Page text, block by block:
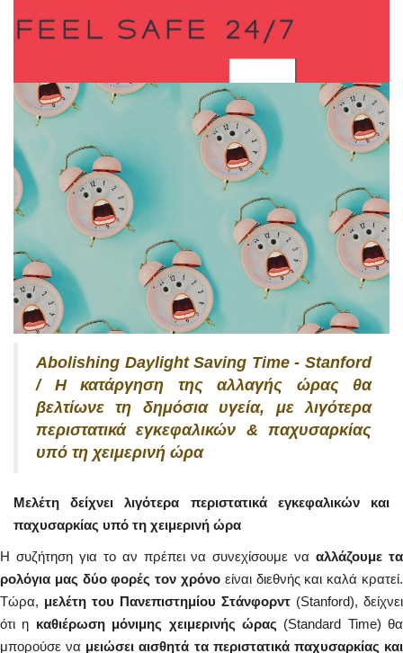
Abolishing Daylight Saving Time - Stanford
/ Η κατάργηση της αλλαγής ώρας θα
βελτίωνε τη δημόσια υγεία, με λιγότερα
περιστατικά εγκεφαλικών & παχυσαρκίας
υπό τη χειμερινή ώρα
Μελέτη δείχνει λιγότερα περιστατικά εγκεφαλικών και
παχυσαρκίας υπό τη χειμερινή ώρα
Η συζήτηση για το αν πρέπει να συνεχίσουμε νααλλάζουμε τα
ρολόγια μας δύο φορές τον χρόνο είναι διεθνής και καλά κρατεί.
Τώρα, μελέτη του Πανεπιστημίου Στάνφορντ (Stanford), δείχνει
ότι η καθιέρωση μόνιμης χειμερινής ώρας (Standard Time) θα
μπορούσε να μειώσει αισθητά τα περιστατικά παχυσαρκίας και